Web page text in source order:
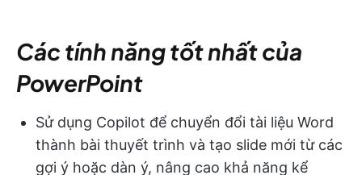
Các tính năng tốt nhất của
PowerPoint
Sử dụng Copilot để chuyển đổi tài liệu Word
thành bài thuyết trình và tạo slide mới từ các
gợi ý hoặc dàn ý, nâng cao khả năng kể